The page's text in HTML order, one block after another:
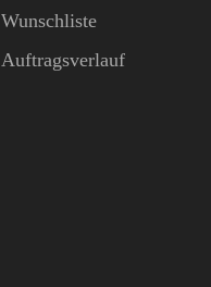
Wunschliste
Auftragsverlauf